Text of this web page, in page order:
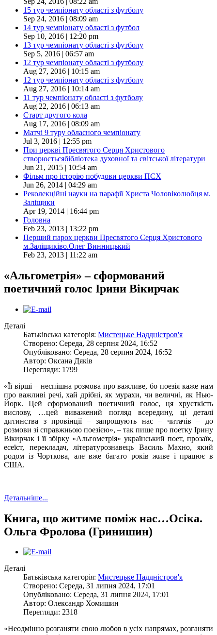
15 тур чемпіонату області з футболу
Sep 24, 2016 | 08:09 am
14 тур чемпіонату області з футбол
Sep 10, 2016 | 12:20 pm
13 тур чемпіонату області з футболу
Sep 5, 2016 | 06:57 am
12 тур чемпіонату області з футболу
Aug 27, 2016 | 10:15 am
12 тур чемпіонату області з футболу
Aug 27, 2016 | 10:14 am
11 тур чемпіонату області з футболу
Aug 22, 2016 | 06:13 am
Старт другого кола
Aug 17, 2016 | 08:09 am
Матчі 9 туру обласного чемпіонату
Jul 3, 2016 | 12:55 pm
При церкві Пресвятого Серця Христового
створюєтьсябібліотека духовної та світської літератури
Jun 21, 2015 | 10:54 am
Фільм про історію побудови церкви ПСХ
Jun 26, 2014 | 04:29 am
Реколекційні науки на парафії Христа Чоловіколюбця м.
Заліщики
Apr 19, 2014 | 16:44 pm
Головна
Feb 23, 2013 | 13:22 pm
Перший парох церкви Пресвятого Серця Христового
м.Заліщиківо.Олег Винницький
Feb 23, 2013 | 11:22 am
«Альгометрія» – сформований
поетичний голос Ірини Вікирчак
Деталі
Батьківська категорія: Мистецьке Наддністров'я
Створено: Середа, 28 серпня 2024, 16:52
Опубліковано: Середа, 28 серпня 2024, 16:52
Автор: Оксана Дяків
Перегляди: 1799
«Її вірші – неспішна розмова про важливе, бо поезія каже нам
про важливі речі, хай дрібні, як мурахи, чи величні, як Нью-
Йорк. Цей сформований поетичний голос, ця хрусткість
вислову, …цей виважений погляд всередину, ці деталі
дитинства з провінції – запрошують нас – читачів – до
розмови зі справжньою поезією», – так пише про поетку Ірину
Вікирчак і її збірку «Альгометрія» український поет, прозаїк,
есеїст, перекладач, літературознавець Василь Махно, який
родом із Чорткова, але вже багато років живе і працює в
США.
Детальніше...
Книга, що житиме поміж нас…Осіка.
Ольга Фролова (Гринишин)
Деталі
Батьківська категорія: Мистецьке Наддністров'я
Створено: Середа, 31 липня 2024, 17:01
Опубліковано: Середа, 31 липня 2024, 17:01
Автор: Олександр Хомишин
Перегляди: 2318
«Неодмінно розганяти свою любов в усіх напрямах, розганяти